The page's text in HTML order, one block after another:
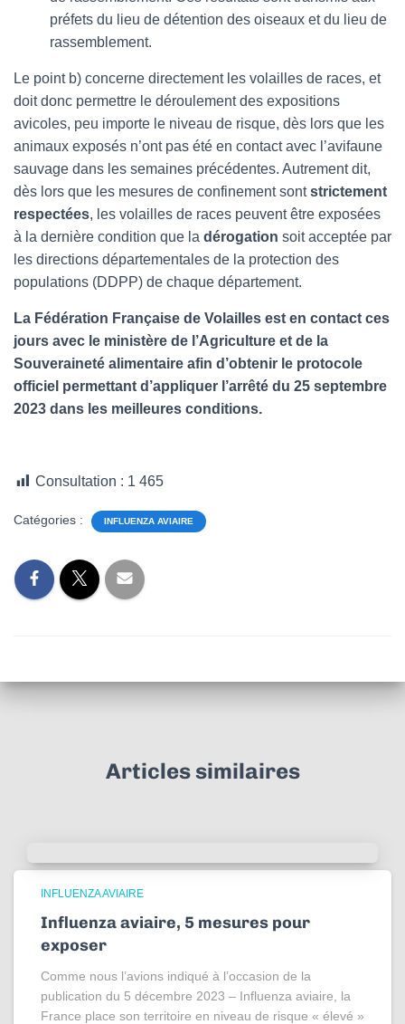
préfets du lieu de détention des oiseaux et du lieu de
rassemblement.
Le point b) concerne directement les volailles de races, et
doit donc permettre le déroulement des expositions
avicoles, peu importe le niveau de risque, dès lors que les
animaux exposés n’ont pas été en contact avec l’avifaune
sauvage dans les semaines précédentes. Autrement dit,
dès lors que les mesures de confinement sontstrictement
respectées, les volailles de races peuvent être exposées
à la dernière condition que la dérogation soit acceptée par
les directions départementales de la protection des
populations (DDPP) de chaque département.
La Fédération Française de Volailles est en contact ces
jours avec le ministère de l’Agriculture et de la
Souveraineté alimentaire afin d’obtenir le protocole
officiel permettant d’appliquer l’arrêté du 25 septembre
2023 dans les meilleures conditions.
Consultation : 1 465
Catégories : INFLUENZA AVIAIRE
Articles similaires
INFLUENZA AVIAIRE
Influenza aviaire, 5 mesures pour
exposer
Comme nous l’avions indiqué à l’occasion de la
publication du 5 décembre 2023 – Influenza aviaire, la
France place son territoire en niveau de risque « élevé »